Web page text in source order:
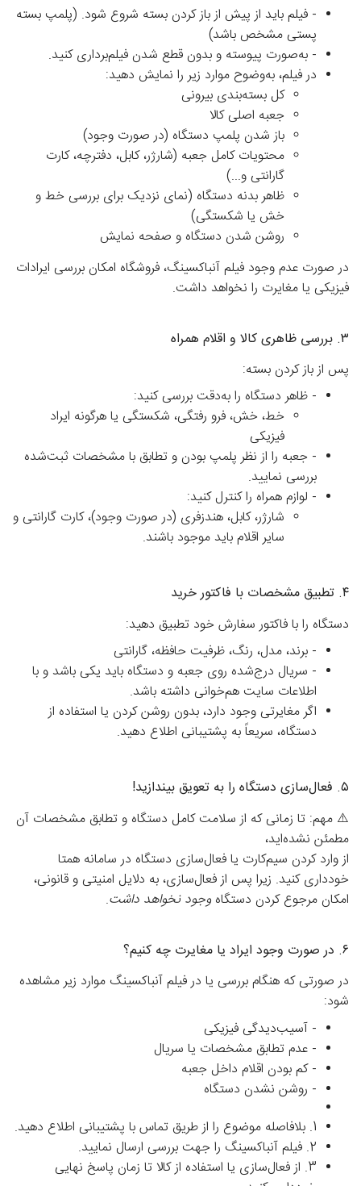
- فیلمباید از پیش از باز کردن بسته شروع شود. (پلمپ بسته
پستی مشخص باشد)
- به‌صورت پیوسته و بدون قطع شدن فیلم‌برداری کنید.
در فیلم، به‌وضوح موارد زیر را نمایش دهید:
کل بسته‌بندی بیرونی
جعبه اصلی کالا
باز شدن پلمپ دستگاه (در صورت وجود)
محتویات کامل جعبه (شارژر، کابل، دفترچه، کارت
گارانتی و...)
ظاهر بدنه دستگاه (نمای نزدیک برای بررسی خط و
خش یا شکستگی)
روشن شدن دستگاه و صفحه نمایش
در صورت عدم وجود فیلم آنباکسینگ، فروشگاه امکان بررسی ایرادات
فیزیکی یا مغایرت را نخواهد داشت.
۳. بررسی ظاهری کالا و اقلام همراه
پس از باز کردن بسته:
- ظاهر دستگاه را به‌دقت بررسی کنید:
خط، خش، فرو رفتگی، شکستگی یا هرگونه ایراد
فیزیکی
- جعبه را از نظر پلمپ بودن و تطابق با مشخصات ثبت‌شده
بررسی نمایید.
- لوازم همراه را کنترل کنید:
شارژر، کابل، هندزفری (در صورت وجود)، کارت گارانتی و
سایر اقلام باید موجود باشند.
۴. تطبیق مشخصات با فاکتور خرید
دستگاه را با فاکتور سفارش خود تطبیق دهید:
- برند، مدل، رنگ، ظرفیت حافظه، گارانتی
- سریال درج‌شده روی جعبه و دستگاه باید یکی باشد و با
اطلاعات سایت هم‌خوانی داشته باشد.
اگر مغایرتی وجود دارد، بدون روشن کردن یا استفاده از
دستگاه، سریعاً به پشتیبانی اطلاع دهید.
۵. فعال‌سازی دستگاه را به تعویق بیندازید!
⚠️ مهم: تا زمانی که از سلامت کامل دستگاه و تطابق مشخصات آن
مطمئن نشده‌اید،
از وارد کردن سیم‌کارت یا فعال‌سازی دستگاه در سامانه همتا
خودداری کنید. زیرا پس از فعال‌سازی، به دلایل امنیتی و قانونی،
امکان مرجوع کردن دستگاه وجود نخواهد داشت.
۶. در صورت وجود ایراد یا مغایرت چه کنیم؟
در صورتی که هنگام بررسی یا در فیلم آنباکسینگ موارد زیر مشاهده
شود:
- آسیب‌دیدگی فیزیکی
- عدم تطابق مشخصات یا سریال
-کم بودن اقلام داخل جعبه
- روشن نشدن دستگاه
1. بلافاصله موضوع را از طریق تماس با پشتیبانی اطلاع دهید.
2. فیلم آنباکسینگ را جهت بررسی ارسال نمایید.
3. از فعال‌سازی یا استفاده از کالا تا زمان پاسخ نهایی